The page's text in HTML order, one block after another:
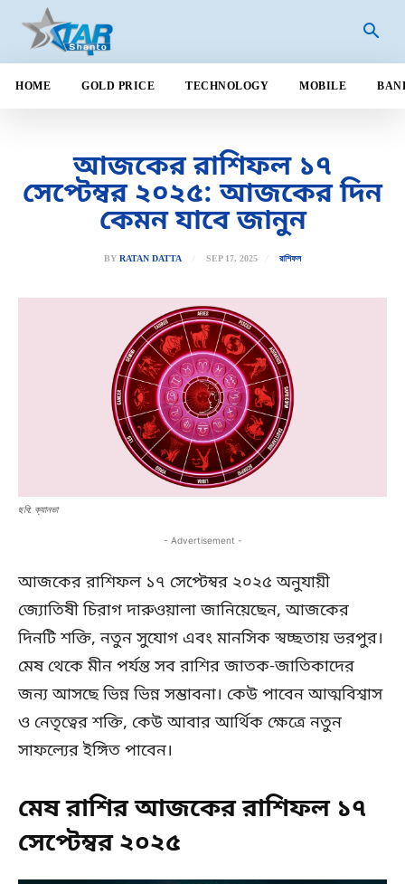
HOME GOLD PRICE TECHNOLOGY MOBILE
আজকের রাশিফল ১৭
সেপ্টেম্বর ২০২৫: আজকের দিন
কেমন যাবে জানুন
BY RATAN DATTA SEP 17, 2025 রাশিফল
ছবি: ক্যানভা
- Advertisement -
আজকের রাশিফল ১৭ সেপ্টেম্বর ২০২৫ অনুযায়ী
জ্যোতিষী চিরাগ দারুওয়ালা জানিয়েছেন, আজকের
দিনটি শক্তি, নতুন সুযোগ এবং মানসিক স্বচ্ছতায় ভরপুর।
মেষ থেকে মীন পর্যন্ত সব রাশির জাতক-জাতিকাদের
জন্য আসছে ভিন্ন ভিন্ন সম্ভাবনা। কেউ পাবেন আত্মবিশ্বাস
ও নেতৃত্বের শক্তি, কেউ আবার আর্থিক ক্ষেত্রে নতুন
সাফল্যের ইঙ্গিত পাবেন।
মেষ রাশির আজকের রাশিফল ১৭
সেপ্টেম্বর ২০২৫